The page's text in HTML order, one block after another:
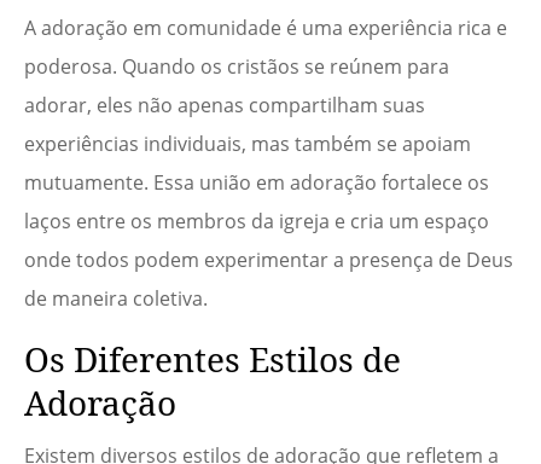
A adoração em comunidade é uma experiência rica e
poderosa. Quando os cristãos se reúnem para
adorar, eles não apenas compartilham suas
experiências individuais, mas também se apoiam
mutuamente. Essa união em adoração fortalece os
laços entre os membros da igreja e cria um espaço
onde todos podem experimentar a presença de Deus
de maneira coletiva.
Os Diferentes Estilos de
Adoração
Existem diversos estilos de adoração que refletem a